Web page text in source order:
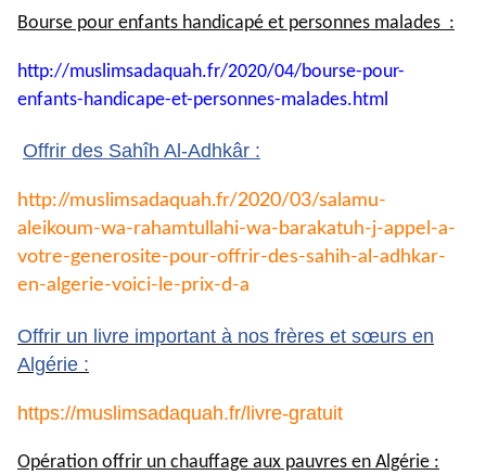
Bourse pour enfants handicapé et personnes malades :
http://muslimsadaquah.fr/2020/04/bourse-pour-
enfants-handicape-et-personnes-malades.html
Offrir des Sahîh Al-Adhkâr :
http://muslimsadaquah.fr/2020/03/salamu-
aleikoum-wa-rahamtullahi-wa-barakatuh-j-appel-a-
votre-generosite-pour-offrir-des-sahih-al-adhkar-
en-algerie-voici-le-prix-d-a
Offrir un livre important à nos frères et sœurs en
Algérie :
https://muslimsadaquah.fr/ livre-gratuit
Opération offrir un chauffage aux pauvres en Algérie :